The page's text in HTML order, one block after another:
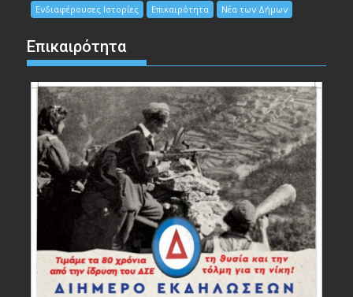
Ενδιαφέρουσες Ιστορίες Επικαιρότητα Νέα των Δήμων
Επικαιρότητα